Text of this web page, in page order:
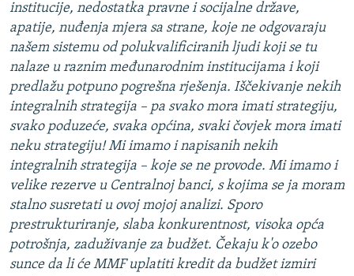
institucije, nedostatka pravne i socijalne države,
apatije, nuđenja mjera sa strane, koje ne odgovaraju
našem sistemu od polukvalificiranih ljudi koji se tu
nalaze u raznim međunarodnim institucijama i koji
predlažu potpuno pogrešna rješenja. Iščekivanje nekih
integralnih strategija – pa svako mora imati strategiju,
svako poduzeće, svaka općina, svaki čovjek mora imati
neku strategiju! Mi imamo i napisanih nekih
integralnih strategija – koje se ne provode. Mi imamo i
velike rezerve u Centralnoj banci, s kojima se ja moram
stalno susretati u ovoj mojoj analizi. Sporo
prestrukturiranje, slaba konkurentnost, visoka opća
potrošnja, zaduživanje za budžet. Čekaju k'o ozebo
sunce da li će MMF uplatiti kredit da budžet izmiri